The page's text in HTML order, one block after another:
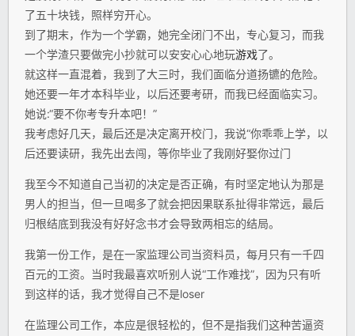
了五十块钱，照样穷开心。
到了期末，作为一个学霸，她完全闭门不出，专心复习，而我
一个学渣只要做完小抄就可以安安心心地玩游戏了。
就这样一直混着，我到了大三时，我们面临分道扬镳的危险。
她还要一年才本科毕业，以后还要考研，而我已经面临实习。
她说:“要不你考专升本吧！”
我考虑好几天，最后还是决定离开校门，我说“你乖乖上学，以
后还要读研，我先出去闯，等你毕业了我刚好娶你过门
我至今不知道自己当初的决定是否正确，有时坚定地认为那是
男人的担当，但一旦喝多了就会把因果联系扯得非常远，最后
归根结底到我没有好好念书才会导致两相忘的结局。
我第一份工作，是在一家监理公司当资料员，每月只有一千四
百元的工资。当时我最喜欢听别人说“工作难找”，因为只有听
到这样的话，我才觉得自己不是loser
在监理公司工作，本应是很轻松的，但不是指我们这种苦逼资